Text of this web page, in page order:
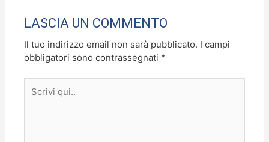
o
k
n
LASCIA UN COMMENTO
Il tuo indirizzo email non sarà pubblicato. I campi
obbligatori sono contrassegnati *
qui..